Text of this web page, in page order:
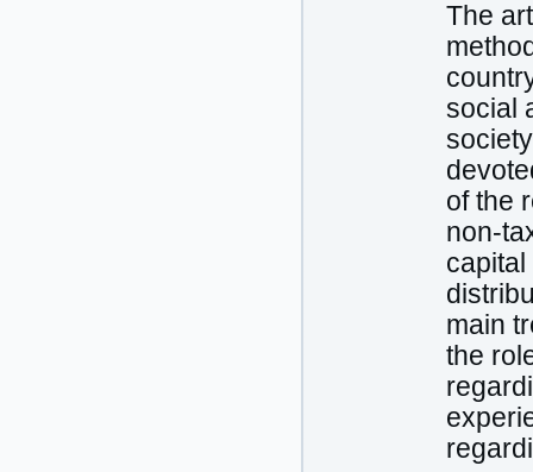
The
social
of the
non-
main
the